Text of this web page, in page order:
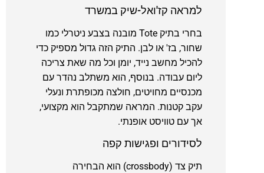
למראה קז'ואל-שיק במשרד
בחרי בתיק Tote מובנה בצבע ניטרלי כמו
שחור, בז' או לבן. התיק הזה גדול מספיק כדי
להכיל מחשב נייד, יומן וכל מה שאת צריכה
ליום עבודה. בנוסף, הוא משתלב נהדר עם
מכנסיים מחויטים, חולצה מכופתרת ונעלי
עקב קטנות. המראה שמתקבל הוא מקצועי,
אך עם טוויסט אופנתי.
לסידורים ופגישות קפה
תיק צד (crossbody) הוא הבחירה